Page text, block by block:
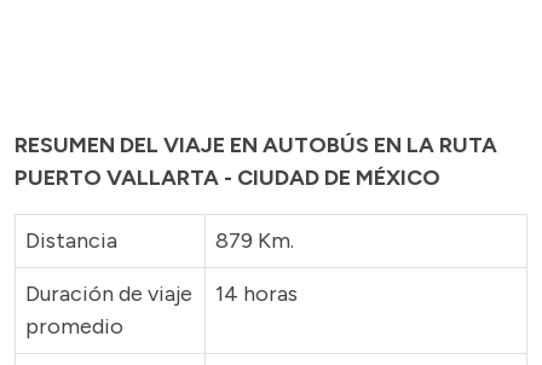
RESUMEN DEL VIAJE EN AUTOBÚS EN LA RUTA
PUERTO VALLARTA - CIUDAD DE MÉXICO
Distancia
879 Km.
Duración de viaje
promedio
14 horas